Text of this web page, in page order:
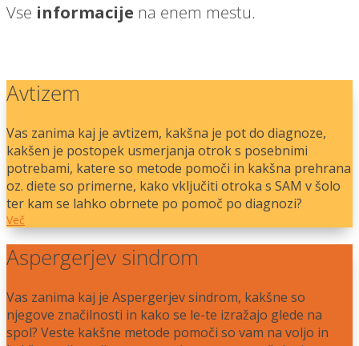
Vse informacije na enem mestu.
Avtizem
Vas zanima kaj je avtizem, kakšna je pot do diagnoze,
kakšen je postopek usmerjanja otrok s posebnimi
potrebami, katere so metode pomoči in kakšna prehrana
oz. diete so primerne, kako vključiti otroka s SAM v šolo
ter kam se lahko obrnete po pomoč po diagnozi?
Več
Aspergerjev sindrom
Vas zanima kaj je Aspergerjev sindrom, kakšne so
njegove značilnosti in kako se le-te izražajo glede na
spol? Veste kakšne metode pomoči so vam na voljo in